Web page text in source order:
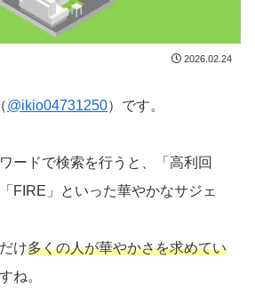
2026.02.24
@ikio04731250）です。
ードで検索を行うと、「高利回
FIRE」といった華やかなサジェ
け多くの人が華やかさを求めてい
ね。